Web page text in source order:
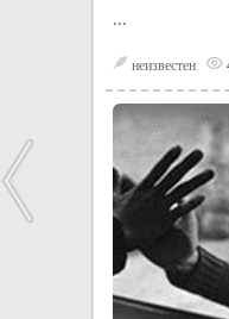
...
неизвестен